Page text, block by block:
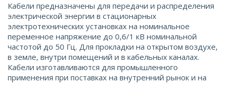
Кабели предназначены для передачи и распределения
электрической энергии в стационарных
электротехнических установках на номинальное
переменное напряжение до 0,6/1 кВ номинальной
частотой до 50 Гц. Для прокладки на открытом воздухе,
в земле, внутри помещений и в кабельных каналах.
Кабели изготавливаются для промышленного
применения при поставках на внутренний рынок и на